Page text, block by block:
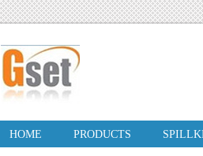
HOME PRODUCTS